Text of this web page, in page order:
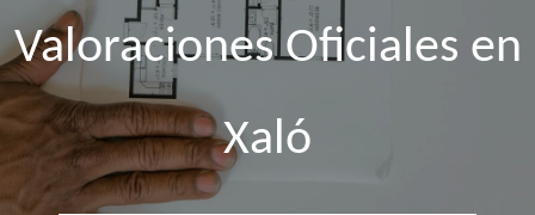
Valoraciones Oficiales en
Xaló